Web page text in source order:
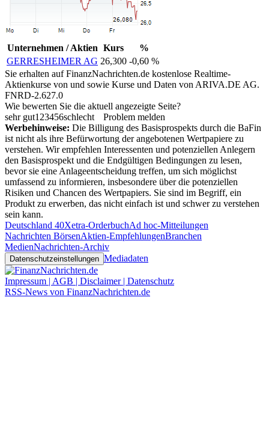
Unternehmen / Aktien Kurs
%
GERRESHEIMER AG 26,300 -0,60 %
Sie erhalten auf FinanzNachrichten.de kostenlose Realtime-
Aktienkurse von und sowie Kurse und Daten von ARIVA.DE AG.
FNRD-2.627.0
Wie bewerten Sie die aktuell angezeigte Seite?
sehr gut1 23456schlecht
Problem melden
Werbehinweise: Die Billigung des Basisprospekts durch die BaFin
ist nicht als ihre Befürwortung der angebotenen Wertpapiere zu
verstehen. Wir empfehlen Interessenten und potenziellen Anlegern
den Basisprospekt und die Endgültigen Bedingungen zu lesen,
bevor sie eine Anlageentscheidung treffen, um sich möglichst
umfassend zu informieren, insbesondere über die potenziellen
Risiken und Chancen des Wertpapiers. Sie sind im Begriff, ein
Produkt zu erwerben, das nicht einfach ist und schwer zu verstehen
sein kann.
Deutschland 40Xetra-OrderbuchAd hoc-Mitteilungen
Nachrichten BörsenAktien-EmpfehlungenBranchen
MedienNachrichten-Archiv
Datenschutzeinstellungen Mediadaten
Impressum | AGB | Disclaimer | Datenschutz
RSS-News von FinanzNachrichten.de